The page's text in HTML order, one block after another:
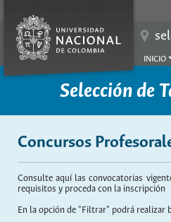
INICIO
Selección de
Concursos
Consulte aquí las convocatorias
requisitos y proceda con la inscripción
En la opción de "Filtrar" podrá realizar